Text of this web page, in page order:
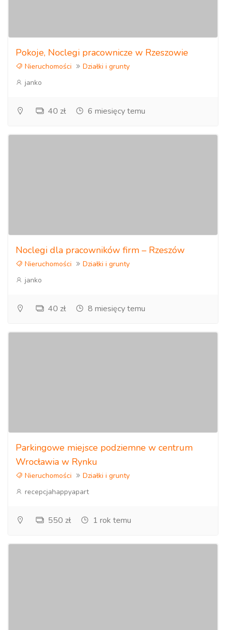
Pokoje, Noclegi pracownicze w Rzeszowie
Nieruchomości
Działki i grunty
janko
40 zł 6 miesięcy temu
Noclegi dla pracowników firm – Rzeszów
Nieruchomości
Działki i grunty
janko
40 zł 8 miesięcy temu
Parkingowe miejsce podziemne w centrum
Wrocławia w Rynku
Nieruchomości
Działki i grunty
recepcjahappyapart
550 zł 1 rok temu